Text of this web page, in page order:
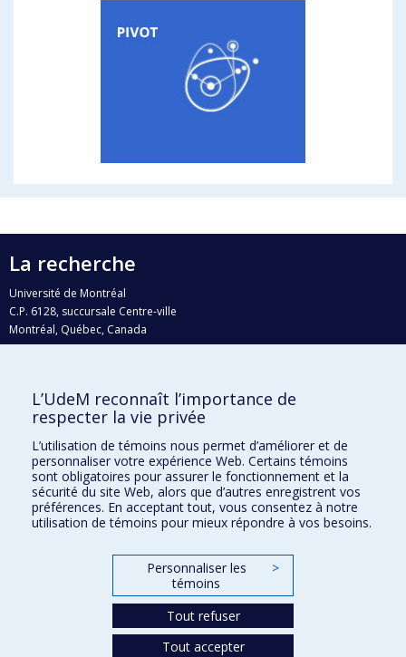
La recherche
Université de Montréal
C.P. 6128, succursale Centre-ville
Montréal, Québec, Canada
H3C 3J7
Qui fait quoi?
Nous trouver
Plan du site
Accessibilité
L’UdeM reconnaît l’importance de
respecter la vie privée
L’utilisation de témoins nous permet d’améliorer et de
personnaliser votre expérience Web. Certains témoins
sont obligatoires pour assurer le fonctionnement et la
sécurité du site Web, alors que d’autres enregistrent vos
préférences. En acceptant tout, vous consentez à notre
utilisation de témoins pour mieux répondre à vos besoins.
Personnaliser les
témoins
>
Tout refuser
Tout accepter